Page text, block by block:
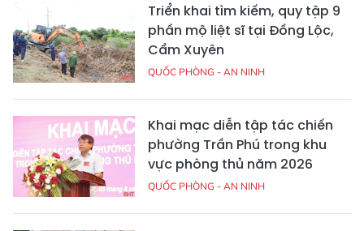
Triển khai tìm kiếm, quy tập 9
phần mộ liệt sĩ tại Đồng Lộc,
Cẩm Xuyên
QUỐC PHÒNG - AN NINH
Khai mạc diễn tập tác chiến
phường Trần Phú trong khu
vực phòng thủ năm 2026
QUỐC PHÒNG - AN NINH